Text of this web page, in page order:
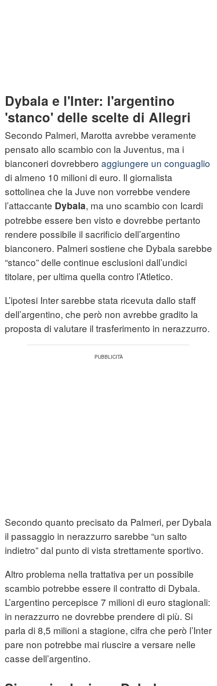
Dybala e l'Inter: l'argentino
'stanco' delle scelte di Allegri
Secondo Palmeri, Marotta avrebbe veramente
pensato allo scambio con la Juventus, ma i
bianconeri dovrebbero aggiungere un conguaglio
di almeno 10 milioni di euro. Il giornalista
sottolinea che la Juve non vorrebbe vendere
l’attaccante Dybala, ma uno scambio con Icardi
potrebbe essere ben visto e dovrebbe pertanto
rendere possibile il sacrificio dell’argentino
bianconero. Palmeri sostiene che Dybala sarebbe
“stanco” delle continue esclusioni dall’undici
titolare, per ultima quella contro l’Atletico.
L’ipotesi Inter sarebbe stata ricevuta dallo staff
dell’argentino, che però non avrebbe gradito la
proposta di valutare il trasferimento in nerazzurro.
Secondo quanto precisato da Palmeri, per Dybala
il passaggio in nerazzurro sarebbe “un salto
indietro” dal punto di vista strettamente sportivo.
Altro problema nella trattativa per un possibile
scambio potrebbe essere il contratto di Dybala.
L’argentino percepisce 7 milioni di euro stagionali:
in nerazzurro ne dovrebbe prendere di più. Si
parla di 8,5 milioni a stagione, cifra che però l’Inter
pare non potrebbe mai riuscire a versare nelle
casse dell’argentino.